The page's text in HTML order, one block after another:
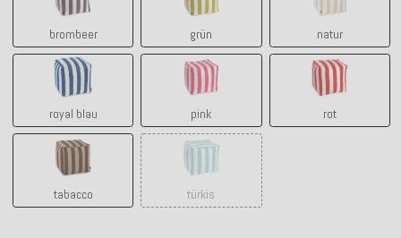
brombeer grün natur
royal blau
royal blau
pink
pink
rot
rot
tabacco
tabacco
türkis
türkis